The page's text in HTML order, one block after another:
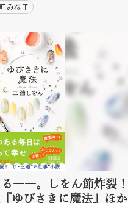
みね子
る――。しをん節炸裂！
ゆびさきに魔法』ほか